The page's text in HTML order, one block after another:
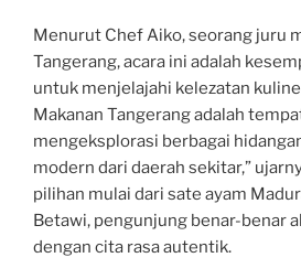
Menurut Chef Aiko, seorang juru
Tangerang, acara ini adalah
untuk menjelajahi kelezatan
Makanan Tangerang adalah
mengeksplorasi berbagai
modern dari daerah sekitar,”
pilihan mulai dari sate ayam
Betawi, pengunjung benar-benar
dengan cita rasa autentik.